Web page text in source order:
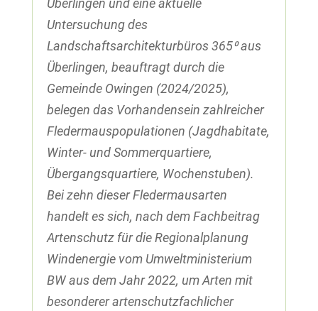
Überlingen und eine aktuelle
Untersuchung des
Landschaftsarchitekturbüros 365⁰ aus
Überlingen, beauftragt durch die
Gemeinde Owingen (2024/2025),
belegen das Vorhandensein zahlreicher
Fledermauspopulationen (Jagdhabitate,
Winter- und Sommerquartiere,
Übergangsquartiere, Wochenstuben).
Bei zehn dieser Fledermausarten
handelt es sich, nach dem Fachbeitrag
Artenschutz für die Regionalplanung
Windenergie vom Umweltministerium
BW aus dem Jahr 2022, um Arten mit
besonderer artenschutzfachlicher